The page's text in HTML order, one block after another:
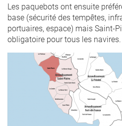
Les paquebots ont ensuite
base (sécurité des tempêtes,
portuaires, espace) mais Saint-
obligatoire pour tous les navires.
carte_saint-